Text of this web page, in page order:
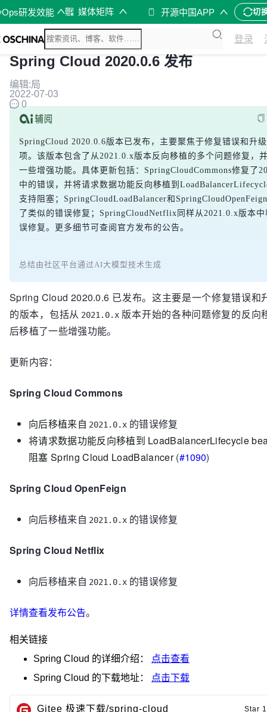
研发效能 媒体矩阵 开源中国APP 切
登录
Spring Cloud 2020.0.6 发布
编辑:局
2022-07-03
0
SpringCloud 2020.0.6版本已发布，主要聚焦于修复错误和升
项。该版本包含了从2021.0.x版本反向移植的多个问题修复，
一些增强功能。具体更新包括：SpringCloudCommons修复了
中的错误，并将请求数据功能反向移植到
支持阻塞；SpringCloudLoadBalancer和
了类似的错误修复；SpringCloudNetflix同样从2021.0.x版本
误修复。更多细节可查阅官方发布的公告。
总结由社区平台通过AI大模型技术生成
Spring Cloud 2020.0.6 已发布。这主要是一个修复错误和
的版本，包括从 2021.0.x 版本开始的各种问题修复的反向
后移植了一些增强功能。
更新内容：
Spring Cloud Commons
向后移植来自 2021.0.x 的错误修复
将请求数据功能反向移植到 LoadBalancerLifecycle
阻塞 Spring Cloud LoadBalancer(#1090)
Spring Cloud OpenFeign
向后移植来自 2021.0.x 的错误修复
Spring Cloud Netflix
向后移植来自 2021.0.x 的错误修复
详情查看发布公告。
相关链接
Spring Cloud 的详细介绍：
点击查看
Spring Cloud 的下载地址： 点击下载
Gitee 极速下载/spring-cloud Star